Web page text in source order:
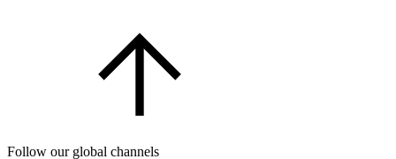
Follow our global channels